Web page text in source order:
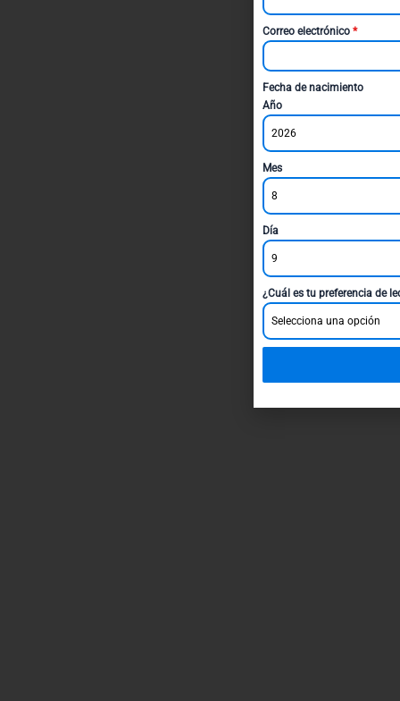
Correo electrónico *
Fecha de nacimiento
Año
2026
Mes
8
Día
9
¿Cuál es tu preferencia de
Selecciona una opción